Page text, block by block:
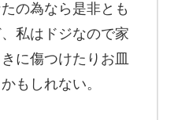
の為なら是非とも
私はドジなので家
に傷つけたりお皿
もしれない。